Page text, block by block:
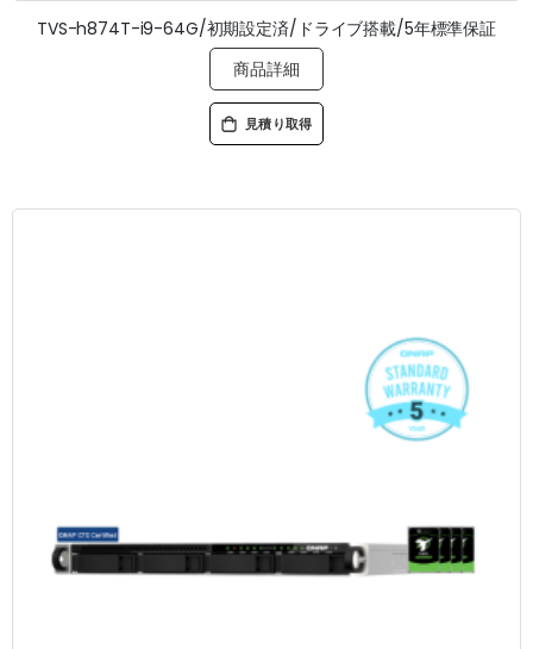
TVS-h874T-i9-64G/初期設定済/ドライブ搭載/5年標準保証
商品詳細
見積り取得